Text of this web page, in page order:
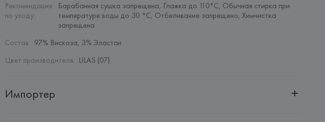
Рекомендация
по уходу:
Барабанная сушка запрещена, Глажка до 110°C, Обычная стирка при
температуре воды до 30 °C, Отбеливание запрещено, Химчистка
запрещена
Состав: 97% Вискоза, 3% Эластан
Цвет производителя: LILAS (07)
Импортер